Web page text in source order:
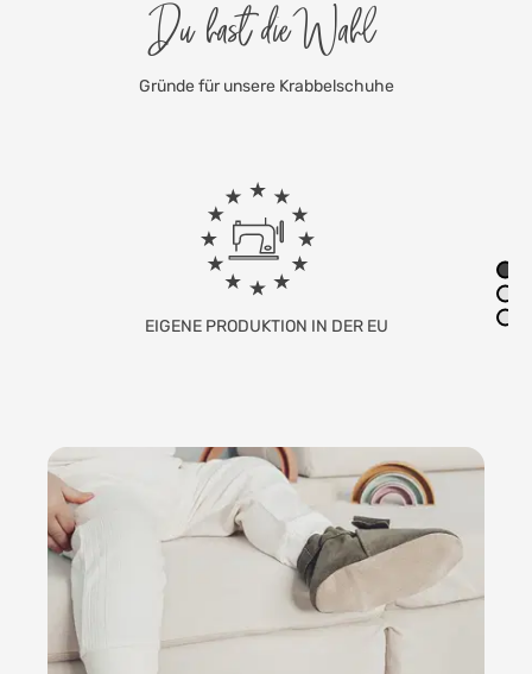
Du hast die Wahl
Gründe für unsere Krabbelschuhe
PRODUKTION IN DER EU